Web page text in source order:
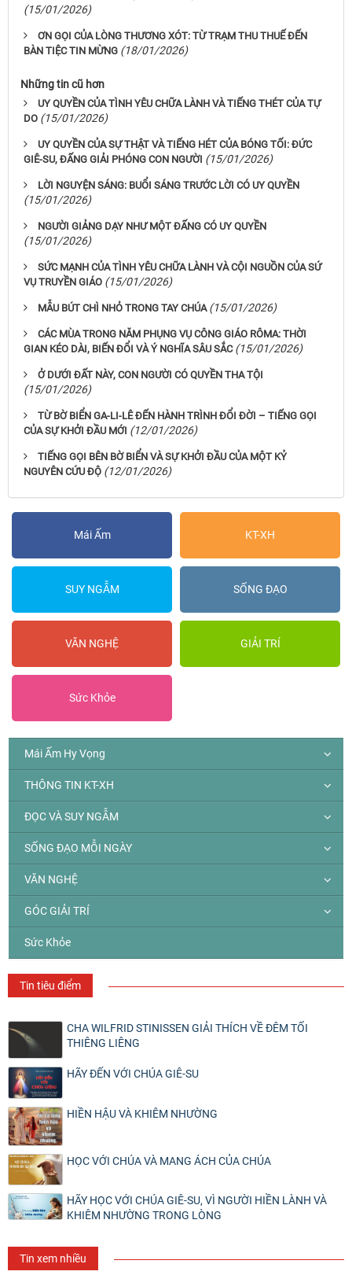
(15/01/2026)
ƠN GỌI CỦA LÒNG THƯƠNG XÓT: TỪ TRẠM THU THUẾ ĐẾN
BÀN TIỆC TIN MỪNG (18/01/2026)
Những tin cũ hơn
UY QUYỀN CỦA TÌNH YÊU CHỮA LÀNH VÀ TIẾNG THÉT CỦA TỰ
DO (15/01/2026)
UY QUYỀN CỦA SỰ THẬT VÀ TIẾNG HÉT CỦA BÓNG TỐI: ĐỨC
GIÊ-SU, ĐẤNG GIẢI PHÓNG CON NGƯỜI (15/01/2026)
LỜI NGUYỆN SÁNG: BUỔI SÁNG TRƯỚC LỜI CÓ UY QUYỀN
(15/01/2026)
NGƯỜI GIẢNG DẠY NHƯ MỘT ĐẤNG CÓ UY QUYỀN
(15/01/2026)
SỨC MẠNH CỦA TÌNH YÊU CHỮA LÀNH VÀ CỘI NGUỒN CỦA SỨ
VỤ TRUYỀN GIÁO (15/01/2026)
MẪU BÚT CHÌ NHỎ TRONG TAY CHÚA (15/01/2026)
CÁC MÙA TRONG NĂM PHỤNG VỤ CÔNG GIÁO RÔMA: THỜI
GIAN KÉO DÀI, BIẾN ĐỔI VÀ Ý NGHĨA SÂU SẮC (15/01/2026)
Ở DƯỚI ĐẤT NÀY, CON NGƯỜI CÓ QUYỀN THA TỘI
(15/01/2026)
TỪ BỜ BIỂN GA-LI-LÊ ĐẾN HÀNH TRÌNH ĐỔI ĐỜI – TIẾNG GỌI
CỦA SỰ KHỞI ĐẦU MỚI (12/01/2026)
TIẾNG GỌI BÊN BỜ BIỂN VÀ SỰ KHỞI ĐẦU CỦA MỘT KỶ
NGUYÊN CỨU ĐỘ (12/01/2026)
Mái Ấm KT-XH
SUY NGẪM SỐNG ĐẠO
VĂN NGHỆ GIẢI TRÍ
Sức Khỏe
Mái Ấm Hy Vọng
THÔNG TIN KT-XH
ĐỌC VÀ SUY NGẪM
SỐNG ĐẠO MỖI NGÀY
VĂN NGHỆ
GÓC GIẢI TRÍ
Sức Khỏe
Tin tiêu điểm
CHA WILFRID STINISSEN GIẢI THÍCH VỀ ĐÊM TỐI
THIÊNG LIÊNG
HÃY ĐẾN VỚI CHÚA GIÊ-SU
HIỀN HẬU VÀ KHIÊM NHƯỜNG
HỌC VỚI CHÚA VÀ MANG ÁCH CỦA CHÚA
HÃY HỌC VỚI CHÚA GIÊ-SU, VÌ NGƯỜI HIỀN LÀNH VÀ
KHIÊM NHƯỜNG TRONG LÒNG
Tin xem nhiều